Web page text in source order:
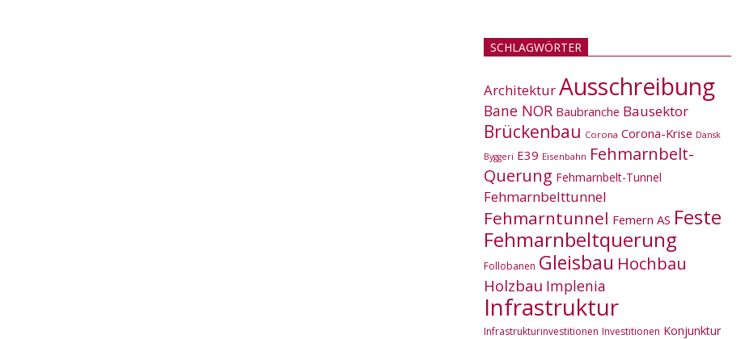
SCHLAGWÖRTER
ArchitekturAusschreibung
Bane NOR Baubranche Bausektor
Brückenbau Corona Corona-Krise Dansk
Byggeri E39 Eisenbahn Fehmarnbelt-
Querung Fehmarnbelt-Tunnel
Fehmarnbelttunnel
Fehmarntunnel Femern AS Feste
Fehmarnbeltquerung
Follobanen Gleisbau Hochbau
Holzbau Implenia
Infrastruktur
Infrastrukturinvestitionen Investitionen Konjunktur